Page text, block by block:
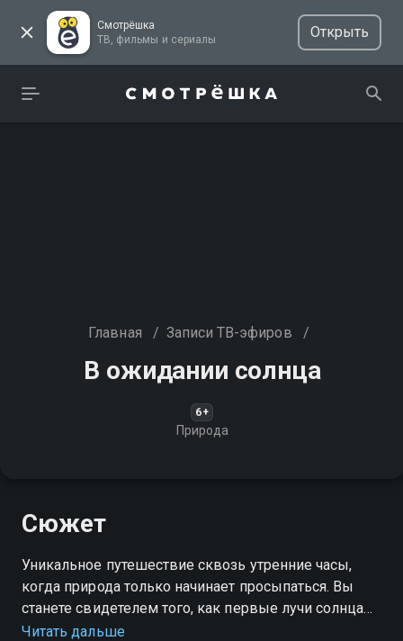
Смотрёшка
ТВ, фильмы и сериалы
Открыть
Главная / Записи ТВ-эфиров /
В ожидании солнца
6+
Природа
Сюжет
Уникальное путешествие сквозь утренние часы,
когда природа только начинает просыпаться. Вы
станете свидетелем того, как первые лучи солнца
медленно освещают горизонты, пробуждают жизнь
Читать дальше